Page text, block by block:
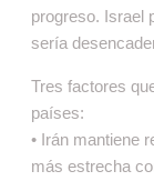
progreso. Israel
sería
Tres factores
países:
• Irán mantiene
más estrecha